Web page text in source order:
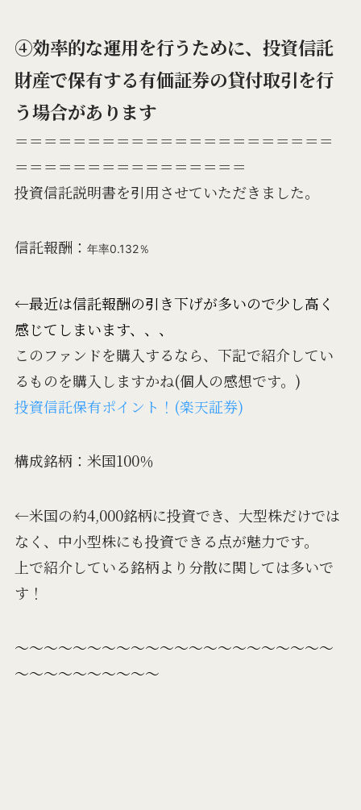
④効率的な運用を行うために、投資信託
財産で保有する有価証券の貸付取引を行
う場合があります
＝＝＝＝＝＝＝＝＝＝＝＝＝＝＝＝＝＝＝＝＝＝
＝＝＝＝＝＝＝＝＝＝＝＝＝＝＝＝
投資信託説明書を引用させていただきました。
信託報酬： 年率0.132％
←最近は信託報酬の引き下げが多いので少し高く
感じてしまいます、、、
このファンドを購入するなら、下記で紹介してい
るものを購入しますかね(個人の感想です。)
投資信託保有ポイント！(楽天証券)
構成銘柄：米国100％
←米国の約4,000銘柄に投資でき、大型株だけでは
なく、中小型株にも投資できる点が魅力です。
上で紹介している銘柄より分散に関しては多いで
す！
～～～～～～～～～～～～～～～～～～～～～～
～～～～～～～～～～